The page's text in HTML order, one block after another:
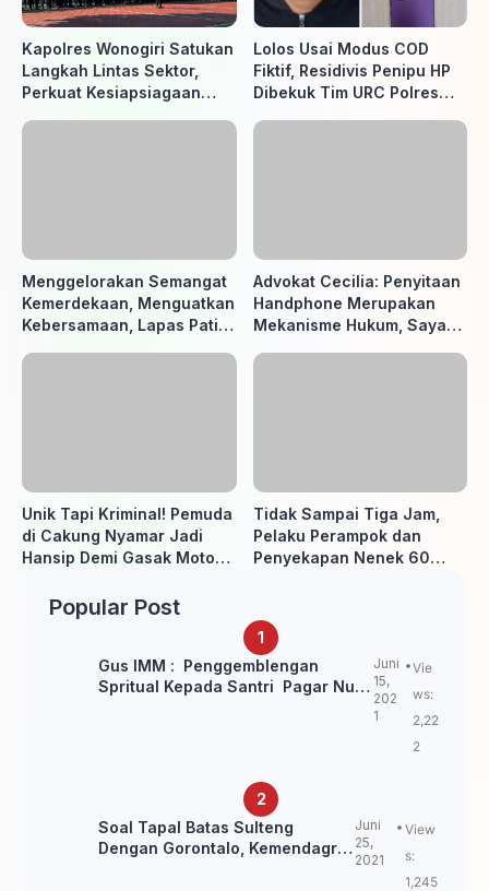
Kapolres Wonogiri Satukan
Langkah Lintas Sektor,
Perkuat Kesiapsiagaan
Lolos Usai Modus COD
Fiktif, Residivis Penipu HP
Dibekuk Tim URC Polres
Menggelorakan Semangat
Kemerdekaan, Menguatkan
Kebersamaan, Lapas Pati
Advokat Cecilia: Penyitaan
Handphone Merupakan
Mekanisme Hukum, Saya
Unik Tapi Kriminal! Pemuda
di Cakung Nyamar Jadi
Hansip Demi Gasak Motor
Tidak Sampai Tiga Jam,
Pelaku Perampok dan
Penyekapan Nenek 60
Popular Post
Gus IMM : Penggemblengan
Spritual Kepada Santri Pagar Nusa
Juni
15,
202
1
Vie
ws:
2,22
2
Soal Tapal Batas Sulteng
Dengan Gorontalo, Kemendagri:
Juni
25,
2021
View
s:
1,245